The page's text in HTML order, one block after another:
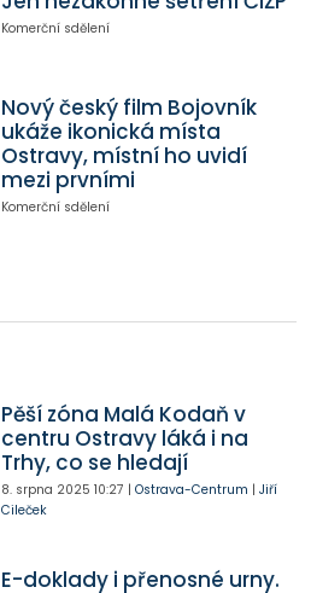
Komerční sdělení
Nový český film Bojovník
ukáže ikonická místa
Ostravy, místní ho uvidí
mezi prvními
Komerční sdělení
Pěší zóna Malá Kodaň v
centru Ostravy láká i na
Trhy, co se hledají
8. srpna 2025 10:27 | Ostrava-Centrum | Jiří
Cileček
E-doklady i přenosné urny.